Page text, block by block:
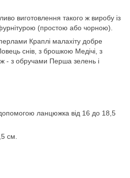
виготовлення такого ж виробу із
(простою або чорною).
Краплі малахіту добре
снів, з брошкою Медічі, з
- з обручами Перша зелень і
ланцюжка від 16 до 18,5
см.